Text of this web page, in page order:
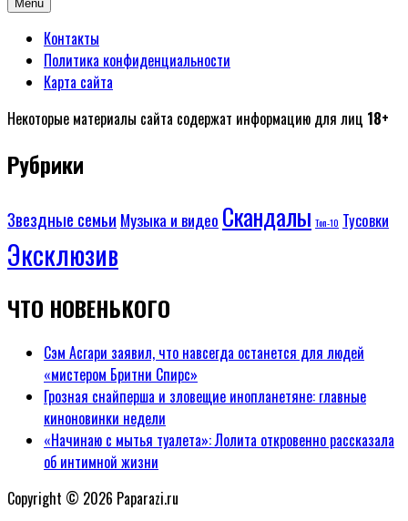
Menu
Контакты
Политика конфиденциальности
Карта сайта
Некоторые материалы сайта содержат информацию для лиц 18+
Рубрики
Звездные семьи Музыка и видео Скандалы Топ-10 Тусовки
Эксклюзив
ЧТО НОВЕНЬКОГО
Сэм Асгари заявил, что навсегда останется для людей
«мистером Бритни Спирс»
Грозная снайперша и зловещие инопланетяне: главные
киноновинки недели
«Начинаю с мытья туалета»: Лолита откровенно рассказала
об интимной жизни
Copyright © 2026 Paparazi.ru